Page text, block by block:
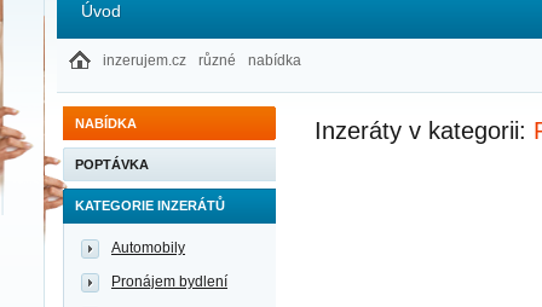
Úvod
inzerujem.cz různé nabídka
Inzeráty v kategorii:
NABÍDKA
POPTÁVKA
KATEGORIE INZERÁTŮ
Automobily
Pronájem bydlení